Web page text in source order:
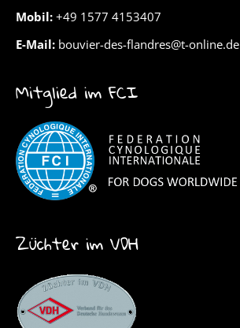
Mobil: +49 1577 4153407
E-Mail: bouvier-des-flandres@t-online.de
Mitglied im FCI
Züchter im VDH